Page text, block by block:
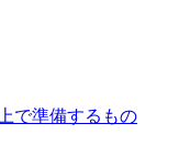
で準備するもの